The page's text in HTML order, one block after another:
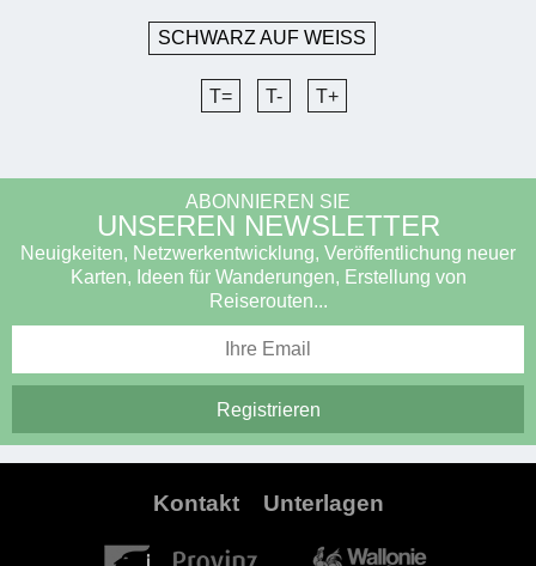
SCHWARZ AUF WEISS
T= T- T+
ABONNIEREN SIE
UNSEREN NEWSLETTER
Neuigkeiten, Netzwerkentwicklung, Veröffentlichung neuer
Karten, Ideen für Wanderungen, Erstellung von
Reiserouten...
Kontakt Unterlagen